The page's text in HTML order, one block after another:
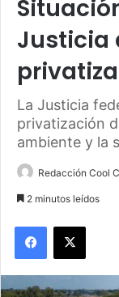
Justicia
La Justicia
privatización
ambiente y la
Redacción Cool
2 minutos leídos
Facebook
X